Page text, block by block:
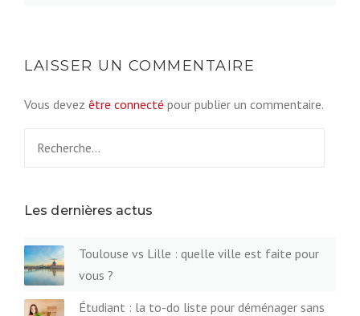
LAISSER UN COMMENTAIRE
Vous devez être connecté pour publier un commentaire.
Les dernières actus
Toulouse vs Lille : quelle ville est faite pour
vous ?
Étudiant : la to-do liste pour déménager sans